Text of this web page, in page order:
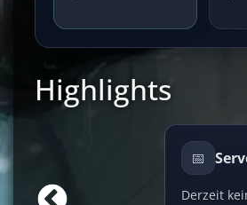
Highlights
📅
Derzeit